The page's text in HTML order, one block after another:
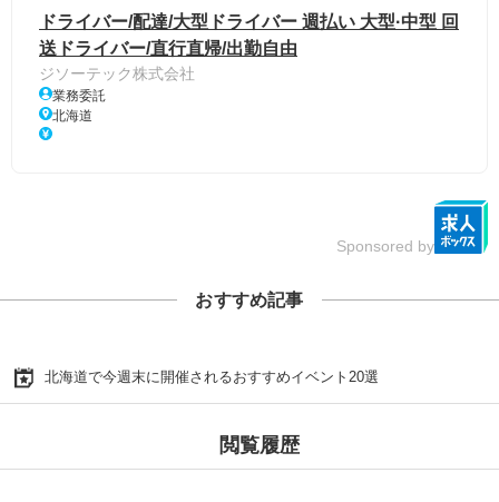
ドライバー/配達/大型ドライバー 週払い 大型·中型 回
送ドライバー/直行直帰/出勤自由
ジソーテック株式会社
業務委託
北海道
Sponsored by
おすすめ記事
北海道で今週末に開催されるおすすめイベント20選
閲覧履歴